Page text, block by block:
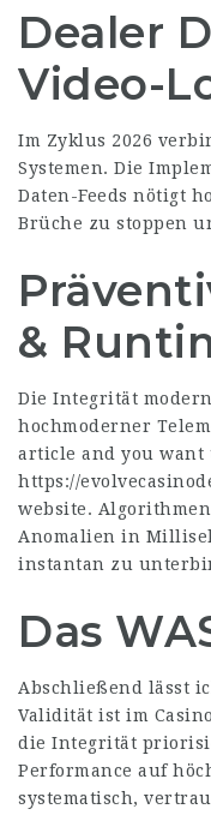
Dealer
Video-
Im Zyklus 2026
Systemen. Die
Daten-Feeds nötigt
Brüche zu stoppen
&
Die Integrität
hochmoderner
article and you want
https://
website.
Anomalien in
instantan zu
Das
Abschließend lässt
Validität ist im
die Integrität
Performance auf
systematisch,